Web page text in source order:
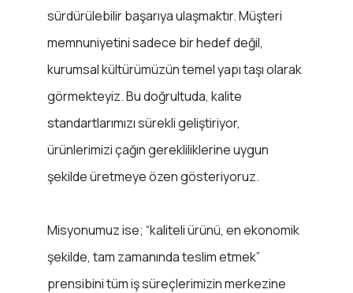
sürdürülebilir başarıya ulaşmaktır. Müşteri
memnuniyetini sadece bir hedef değil,
kurumsal kültürümüzün temel yapı taşı olarak
görmekteyiz. Bu doğrultuda, kalite
standartlarımızı sürekli geliştiriyor,
ürünlerimizi çağın gerekliliklerine uygun
şekilde üretmeye özen gösteriyoruz.
Misyonumuz ise; “kaliteli ürünü, en ekonomik
şekilde, tam zamanında teslim etmek”
prensibini tüm iş süreçlerimizin merkezine